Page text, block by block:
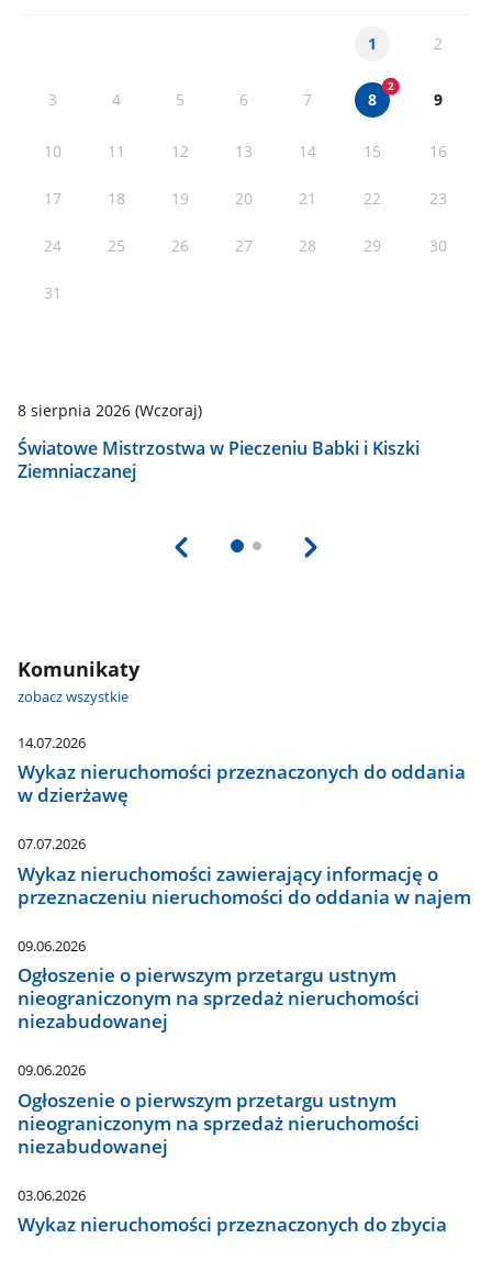
1 2
3 4 5 6 7 8 9
10 11 12 13 14 15 16
17 18 19 20 21 22 23
24 25 26 27 28 29 30
31
8 sierpnia 2026(Wczoraj)
Światowe Mistrzostwa w Pieczeniu Babki i Kiszki
Ziemniaczanej
Komunikaty
zobacz wszystkie
14.07.2026
Wykaz nieruchomości przeznaczonych do oddania
w dzierżawę
07.07.2026
Wykaz nieruchomości zawierający informację o
przeznaczeniu nieruchomości do oddania w najem
09.06.2026
Ogłoszenie o pierwszym przetargu ustnym
nieograniczonym na sprzedaż nieruchomości
niezabudowanej
09.06.2026
Ogłoszenie o pierwszym przetargu ustnym
nieograniczonym na sprzedaż nieruchomości
niezabudowanej
03.06.2026
Wykaz nieruchomości przeznaczonych do zbycia